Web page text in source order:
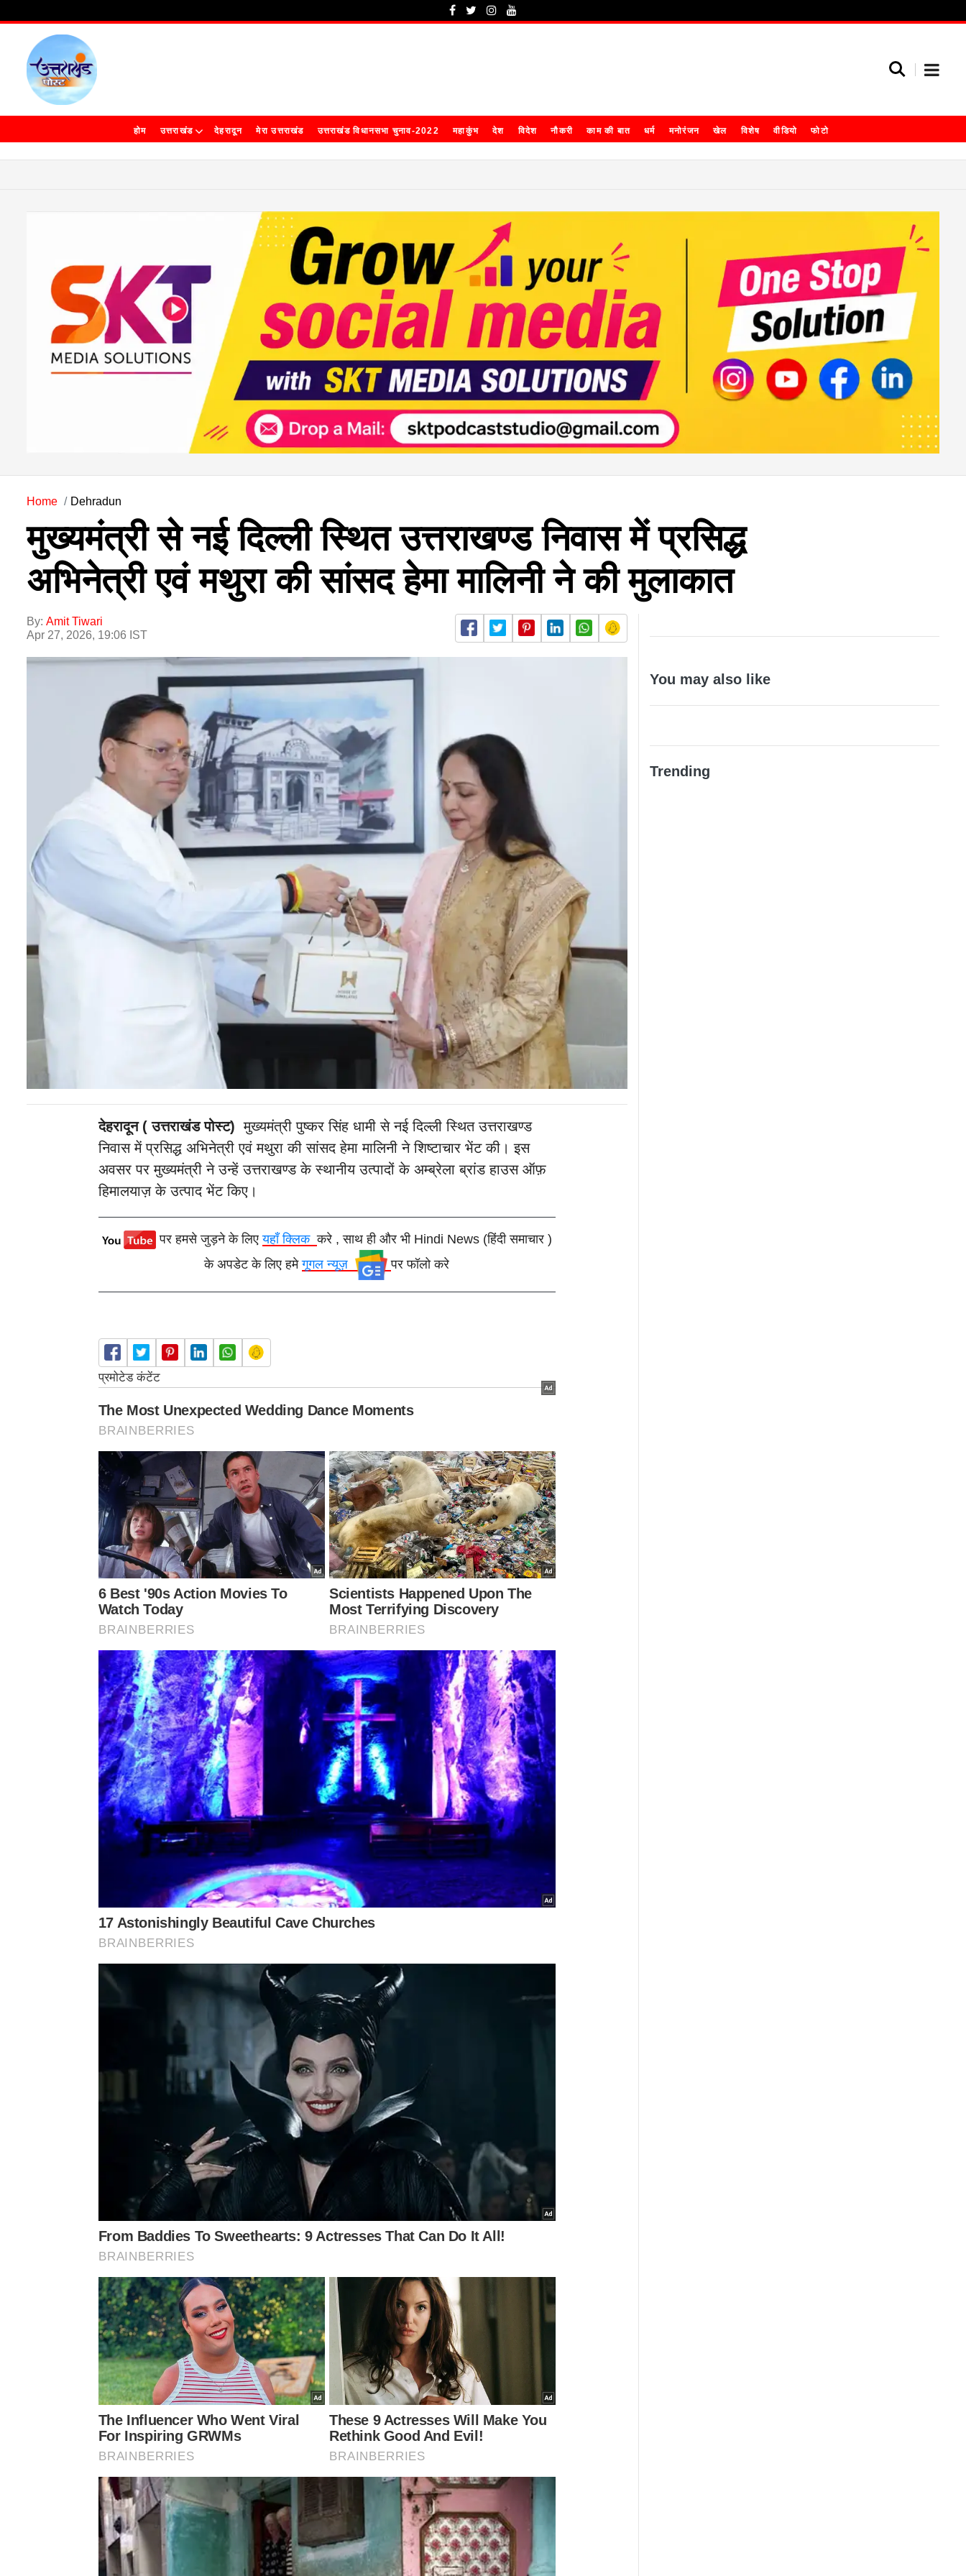
होम उत्तराखंड देहरादून मेरा उत्तराखंड उत्तराखंड विधानसभा चुनाव-2022 महाकुंभ देश विदेश नौकरी काम की बात धर्म मनोरंजन खेल विशेष वीडियो फोटो
Home Dehradun
मुख्यमंत्री से नई दिल्ली स्थित उत्तराखण्ड निवास में प्रसिद्ध
अभिनेत्री एवं मथुरा की सांसद हेमा मालिनी ने की मुलाकात
By: Amit Tiwari
Apr 27, 2026, 19:06 IST
देहरादून ( उत्तराखंड पोस्ट) मुख्यमंत्री पुष्कर सिंह धामी से नई दिल्ली स्थित उत्तराखण्ड
निवास में प्रसिद्ध अभिनेत्री एवं मथुरा की सांसद हेमा मालिनी ने शिष्टाचार भेंट की। इस
अवसर पर मुख्यमंत्री ने उन्हें उत्तराखण्ड के स्थानीय उत्पादों के अम्ब्रेला ब्रांड हाउस ऑफ़
हिमालयाज़ के उत्पाद भेंट किए।
पर हमसे जुड़ने के लिएयहाँ क्लिककरे , साथ ही और भी Hindi News (हिंदी समाचार )
के अपडेट के लिए हमेगूगल न्यूज़ पर फॉलो करे
You may also like
Trending